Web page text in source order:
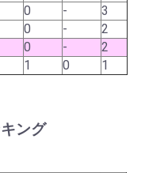
0 -
3
0 -
2
0 -
2
1 0 1
ング